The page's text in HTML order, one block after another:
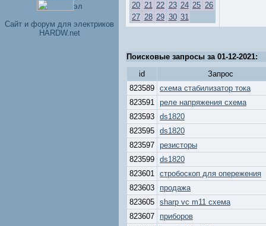
Cайт и форум для электриков
HARDW.net
20 21 22 23 24 25 26
27 28 29 30 31
Поисковые запросы за 01-12-2021:
id
Запрос
823589 схема стабилизатор тока
823591 реле напряжения схема
823593 ds1820
823595 ds1820
823597 резисторы
823599 ds1820
823601 стробоскоп для опережения
823603
продажа
823605 sharp vc m11 схема
823607
приборов